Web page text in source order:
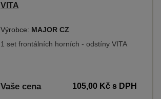
VITA
Výrobce: MAJOR CZ
1 set frontálních horních - odstíny VITA
Vaše cena 105,00 Kč s DPH